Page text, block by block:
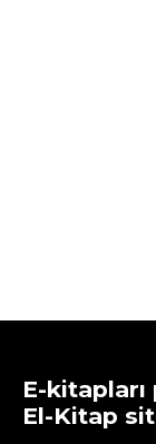
E-
El-Kitap